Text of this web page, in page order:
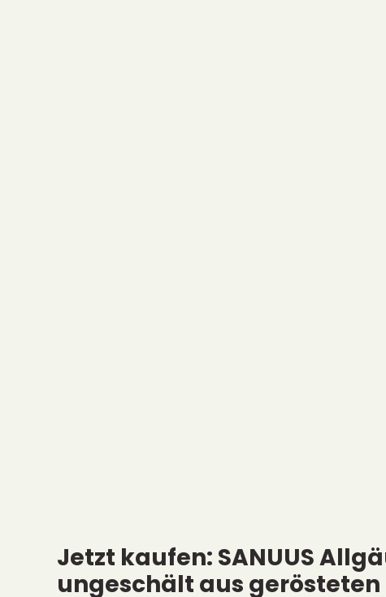
Jetzt kaufen: SANUUS
ungeschält aus